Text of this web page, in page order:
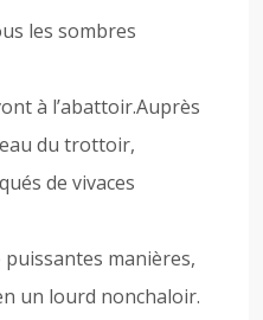
les sombres
à l’abattoir.Auprès
du trottoir,
de vivaces
puissantes manières,
un lourd nonchaloir.